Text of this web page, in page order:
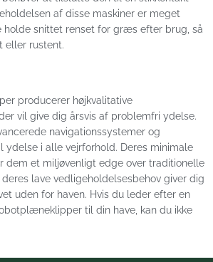
af disse maskiner er meget
holde snittet renset for græs efter brug, så
eller rustent.
producerer højkvalitative
vil give dig årsvis af problemfri ydelse.
navigationssystemer og
ydelse i alle vejrforhold. Deres minimale
dem et miljøvenligt edge over traditionelle
lave vedligeholdelsesbehov giver dig
uden for haven. Hvis du leder efter en
til din have, kan du ikke